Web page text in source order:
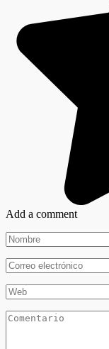
Add a comment
Nombre
*
Correo
electrónico
*Web
Comentario